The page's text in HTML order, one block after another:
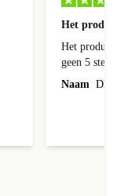
Het
Het product
geen 5 sterren geef is de onduidelijke
Naam Dhr.